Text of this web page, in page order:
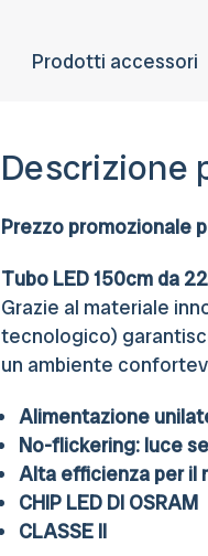
Prodotti accessori
Descrizione
Prezzo promozionale
Tubo LED 150cm da
Grazie al materiale
tecnologico)
un ambiente
Alimentazione
No-flickering: luce
Alta efficienza per il
CHIP LED DI OSRAM
CLASSE II